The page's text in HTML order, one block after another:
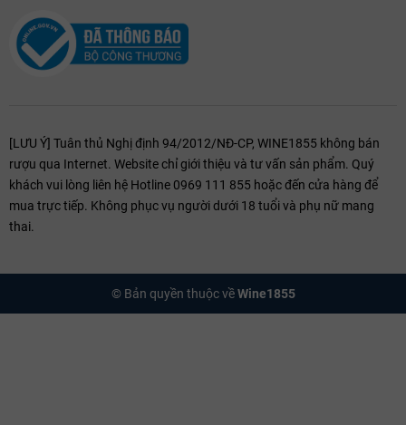
[LƯU Ý] Tuân thủ Nghị định 94/2012/NĐ-CP, WINE1855 không bán
rượu qua Internet. Website chỉ giới thiệu và tư vấn sản phẩm. Quý
khách vui lòng liên hệ Hotline 0969 111 855 hoặc đến cửa hàng để
mua trực tiếp. Không phục vụ người dưới 18 tuổi và phụ nữ mang
thai.
© Bản quyền thuộc vềWine1855